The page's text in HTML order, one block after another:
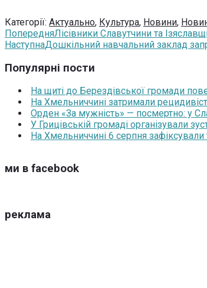
Категорії: Актуально, Культура, Новини,
ПопередняЛісівники Славутчини та
НаступнаДошкільний навчальний заклад
Популярні пости
На щиті до Берездівської громади
На Хмельниччині затримали
Орден «За мужність» — посмертно: у
У Грицівській громаді організували
На Хмельниччині 6 серпня
ми в facebook
реклама